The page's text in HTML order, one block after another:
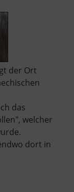
der Ort
das
welcher
dort in